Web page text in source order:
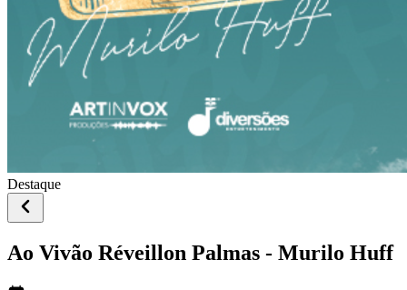
Destaque
Ao Vivão Réveillon Palmas - Murilo Huff